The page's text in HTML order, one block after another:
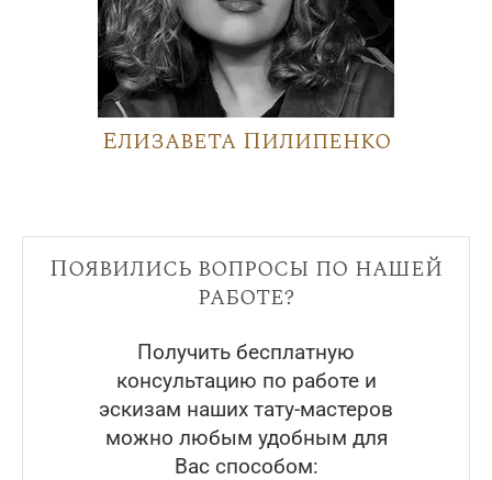
Елизавета Пилипенко
Появились вопросы по нашей
работе?
Получить бесплатную
консультацию по работе и
эскизам наших тату-мастеров
можно любым удобным для
Вас способом: